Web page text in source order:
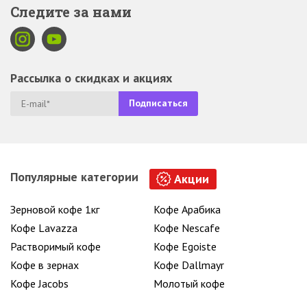
Следите за нами
Рассылка о скидках и акциях
Популярные категории Акции
Зерновой кофе 1кг
Кофе Арабика
Кофе Lavazza
Кофе Nescafe
Растворимый кофе
Кофе Egoiste
Кофе в зернах
Кофе Dallmayr
Кофе Jacobs
Молотый кофе